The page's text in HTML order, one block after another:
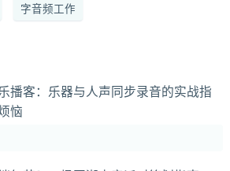
字音频工作
播客：乐器与人声同步录音的实战指
恼